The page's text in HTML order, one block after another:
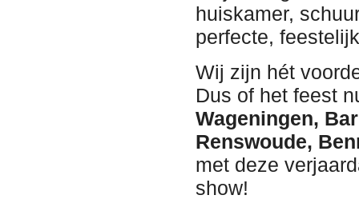
huiskamer,
perfecte,
Wij zijn hét
Dus of het feest
Wageningen,
Renswoude,
met deze
show!